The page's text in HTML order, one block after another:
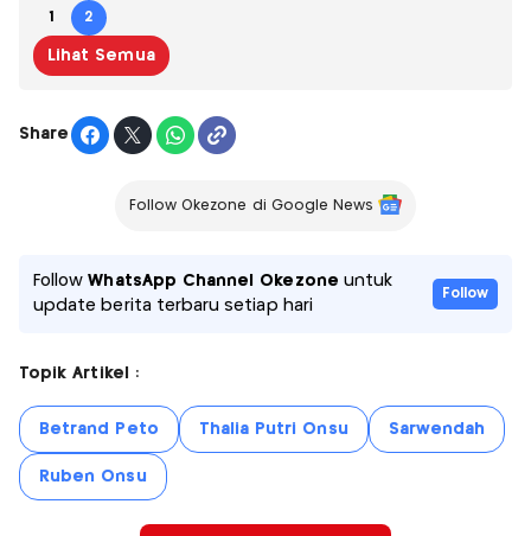
1 2
Lihat Semua
Share
Follow Okezone di Google News
FollowWhatsApp Channel Okezone untuk
update berita terbaru setiap hari
Follow
Topik Artikel :
Betrand Peto Thalia Putri Onsu Sarwendah
Ruben Onsu